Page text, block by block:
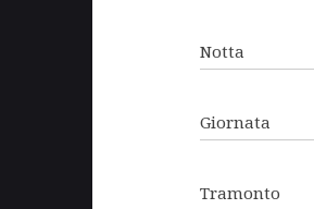
Notta
Giornata
Tramonto